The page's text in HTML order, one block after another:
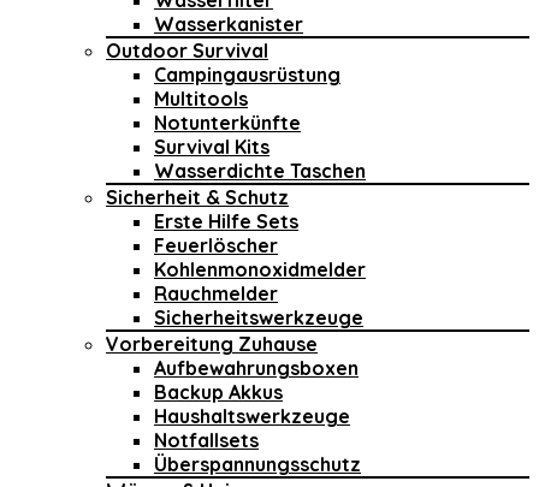
Wasserkanister
Outdoor Survival
Campingausrüstung
Multitools
Notunterkünfte
Survival Kits
Wasserdichte Taschen
Sicherheit & Schutz
Erste Hilfe Sets
Feuerlöscher
Kohlenmonoxidmelder
Rauchmelder
Sicherheitswerkzeuge
Vorbereitung Zuhause
Aufbewahrungsboxen
Backup Akkus
Haushaltswerkzeuge
Notfallsets
Überspannungsschutz